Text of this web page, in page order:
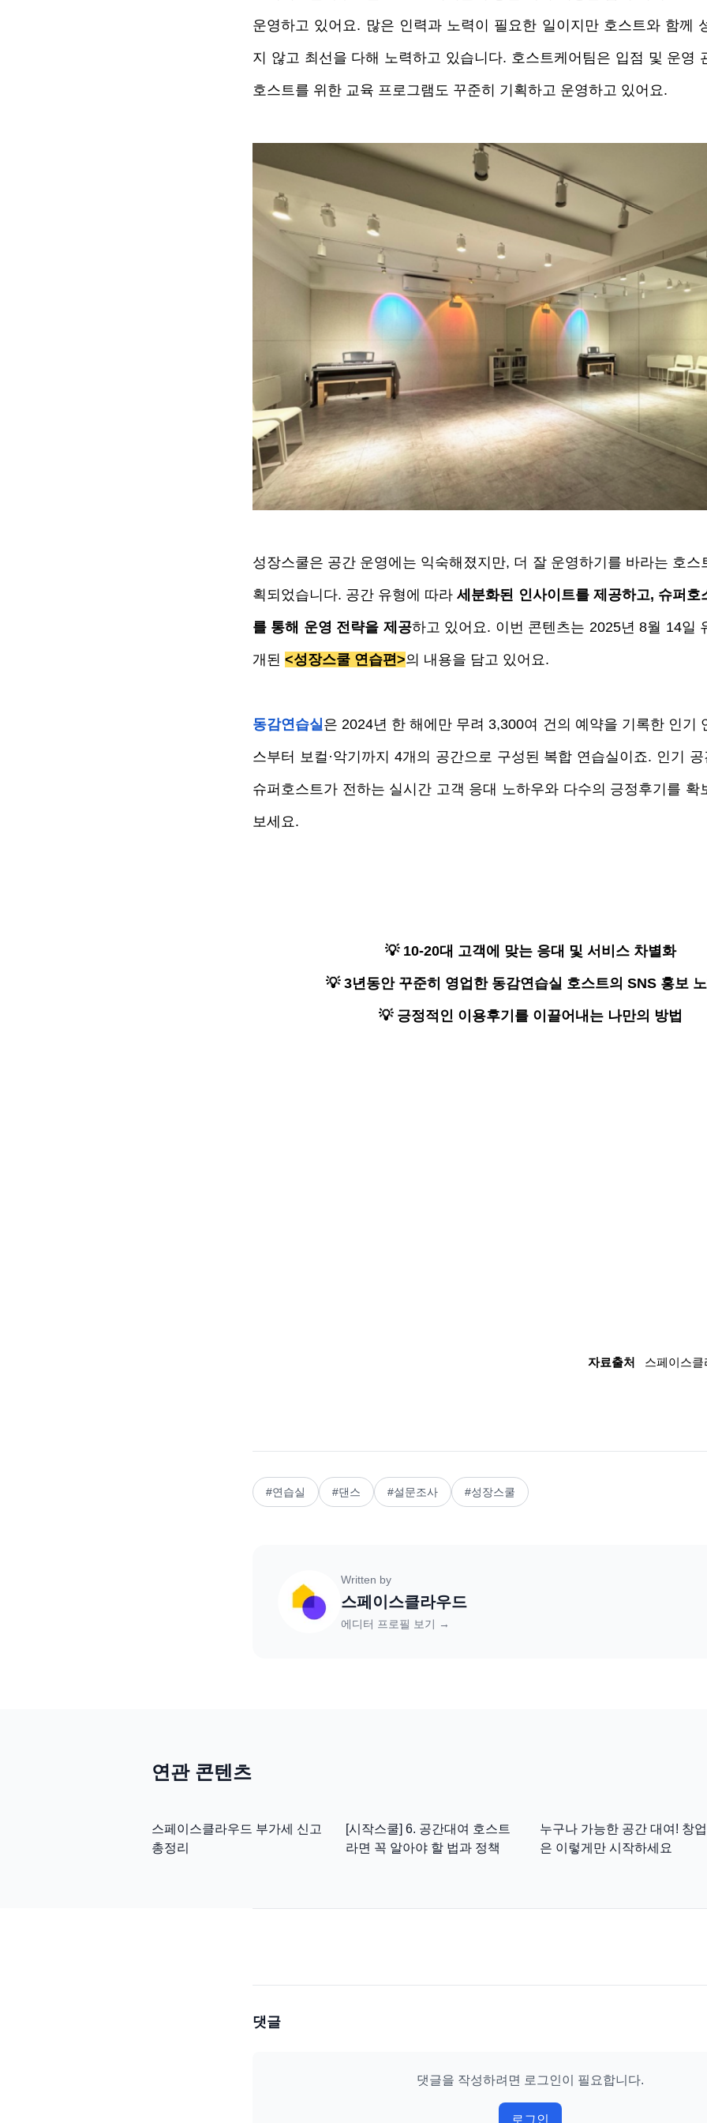
운영하고 있어요. 많은 인력과 노력이 필요한 일이지만 호스트와 함께
지 않고 최선을 다해 노력하고 있습니다. 호스트케어팀은 입점 및 운영
호스트를 위한 교육 프로그램도 꾸준히 기획하고 운영하고 있어요.
성장스쿨은 공간 운영에는 익숙해졌지만, 더 잘 운영하기를 바라는 호스
획되었습니다. 공간 유형에 따라 세분화된 인사이트를 제공하고, 슈퍼호
를 통해 운영 전략을 제공하고 있어요. 이번 콘텐츠는 2025년 8월 14일
개된 <성장스쿨 연습편>의 내용을 담고 있어요.
동감연습실 은 2024년 한 해에만 무려 3,300여 건의 예약을 기록한 인기
스부터 보컬·악기까지 4개의 공간으로 구성된 복합 연습실이죠. 인기
슈퍼호스트가 전하는 실시간 고객 응대 노하우와 다수의 긍정후기를 확
보세요.
💡 10-20대 고객에 맞는 응대 및 서비스 차별화
💡 3년동안 꾸준히 영업한 동감연습실 호스트의 SNS 홍보
💡 긍정적인 이용후기를 이끌어내는 나만의 방법
자료출처
스페이스클
#연습실 #댄스 #설문조사 #성장스쿨
Written by
스페이스클라우드
에디터 프로필 보기 →
연관 콘텐츠
스페이스클라우드 부가세 신고
총정리
[시작스쿨] 6. 공간대여 호스트
라면 꼭 알아야 할 법과 정책
누구나 가능한 공간 대여! 창업
은 이렇게만 시작하세요
댓글
댓글을 작성하려면 로그인이 필요합니다.
로그인